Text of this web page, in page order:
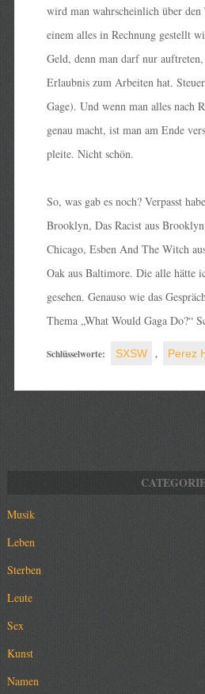
wird man wahrscheinlich über
einem alles in Rechnung gestellt
Geld, denn man darf nur
Erlaubnis zum Arbeiten hat.
Gage). Und wenn man alles nach
genau macht, ist man am Ende
pleite. Nicht schön.
So, was gab es noch? Verpasst
Brooklyn, Das Racist aus
Chicago, Esben And The Witch
Oak aus Baltimore. Die alle hätte
gesehen. Genauso wie das
Thema „What Would Gaga Do?“
Schlüsselworte: SXSW , Perez
Musik
Leben
Sterben
Leute
Sex
Kunst
Namen